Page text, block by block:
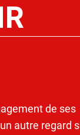
de ses
autre regard